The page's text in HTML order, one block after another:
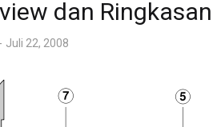
dan
- Juli 22, 2008